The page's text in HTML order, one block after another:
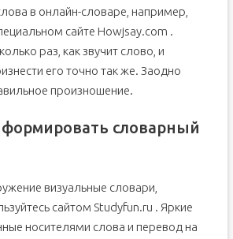
в онлайн-словаре, например,
сайте Howjsay.com .
раз, как звучит слово, и
его точно так же. Заодно
произношение.
словарный
визуальные словари,
сайтом Studyfun.ru . Яркие
носителями слова и перевод на